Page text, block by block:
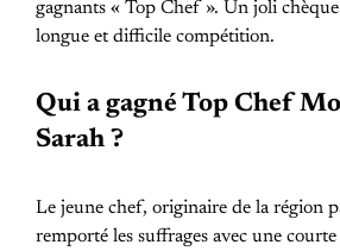
gagnants « Top Chef ». Un joli
longue et difficile compétition.
Qui a gagné Top Chef
Sarah ?
Le jeune chef, originaire de la région
remporté les suffrages avec une